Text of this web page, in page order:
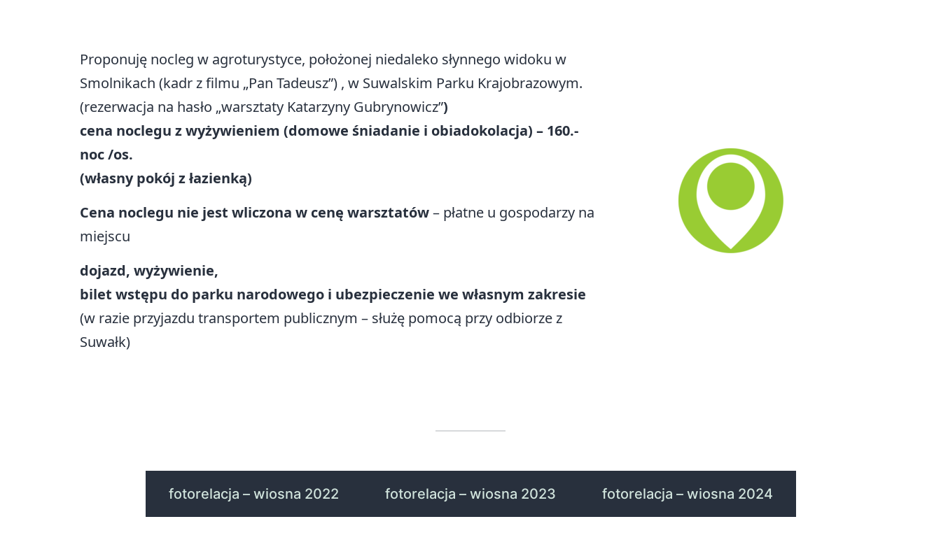
Proponuję nocleg w agroturystyce, położonej niedaleko słynnego widoku w
Smolnikach (kadr z filmu „Pan Tadeusz”) , w Suwalskim Parku Krajobrazowym.
(rezerwacja na hasło „warsztaty Katarzyny Gubrynowicz”)
cena noclegu z wyżywieniem (domowe śniadanie i obiadokolacja) – 160.-
noc /os.
(własny pokój z łazienką)
Cena noclegu nie jest wliczona w cenę warsztatów– płatne u gospodarzy na
miejscu
dojazd, wyżywienie,
bilet wstępu do parku narodowego i ubezpieczenie we własnym zakresie
(w razie przyjazdu transportem publicznym – służę pomocą przy odbiorze z
Suwałk)
fotorelacja – wiosna 2022 fotorelacja – wiosna 2023 fotorelacja – wiosna 2024